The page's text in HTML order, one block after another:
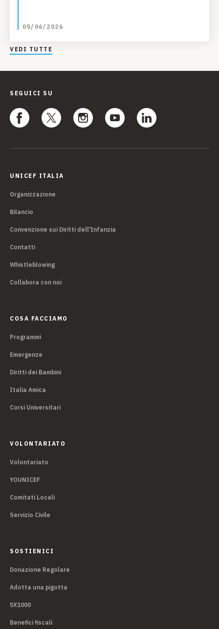
05/06/2026
VEDI TUTTE
SEGUICI SU
UNICEF ITALIA
Organizzazione
Bilancio
Convenzione sui Diritti dell'Infanzia
Contatti
Whistleblowing
Collabora con noi
COSA FACCIAMO
Programmi
Emergenze
Diritti dei Bambini
Italia Amica
Corsi Universitari
VOLONTARIATO
Volontariato
YOUNICEF
Comitati Locali
Servizio Civile
SOSTIENICI
Donazione Regolare
Adotta una pigotta
5X1000
Benefici fiscali